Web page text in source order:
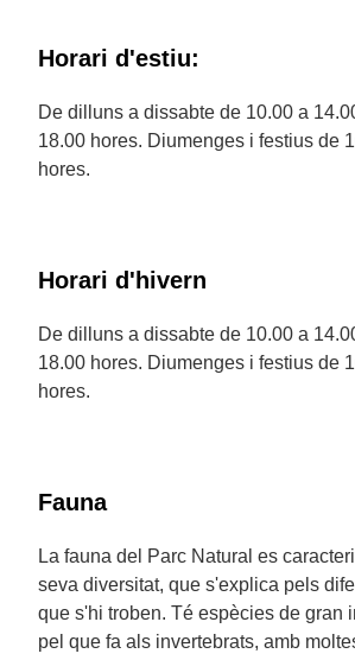
Horari d'estiu:
De dilluns a dissabte de 10.00 a
18.00 hores. Diumenges i festius de
hores.
Horari d'hivern
De dilluns a dissabte de 10.00 a
18.00 hores. Diumenges i festius de
hores.
Fauna
La fauna del Parc Natural es
seva diversitat, que s'explica pels
que s'hi troben. Té espècies de gran
pel que fa als invertebrats, amb